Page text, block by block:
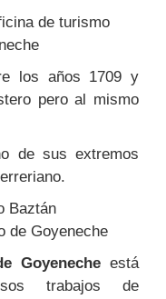
los años 1709 y
pero al mismo
de sus extremos
de Goyeneche
Goyeneche está
trabajos de